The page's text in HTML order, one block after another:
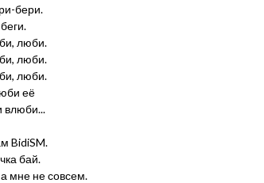
бери.
люби.
люби.
люби.
её
влюби...
BidiSM.
бай.
мне не совсем.